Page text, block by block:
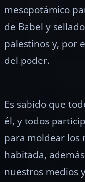
mesopotámico
de Babel y
palestinos y, por
del poder.
Es sabido que
él, y todos
para moldear los
habitada,
nuestros medios